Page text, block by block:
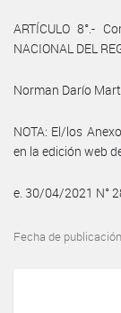
ARTÍCULO 8°.-
NACIONAL DEL
Norman Darío
NOTA: El/los
en la edición web
e. 30/04/2021 N°
Fecha de